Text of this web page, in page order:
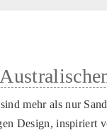
mehr als nur
Design, inspiriert